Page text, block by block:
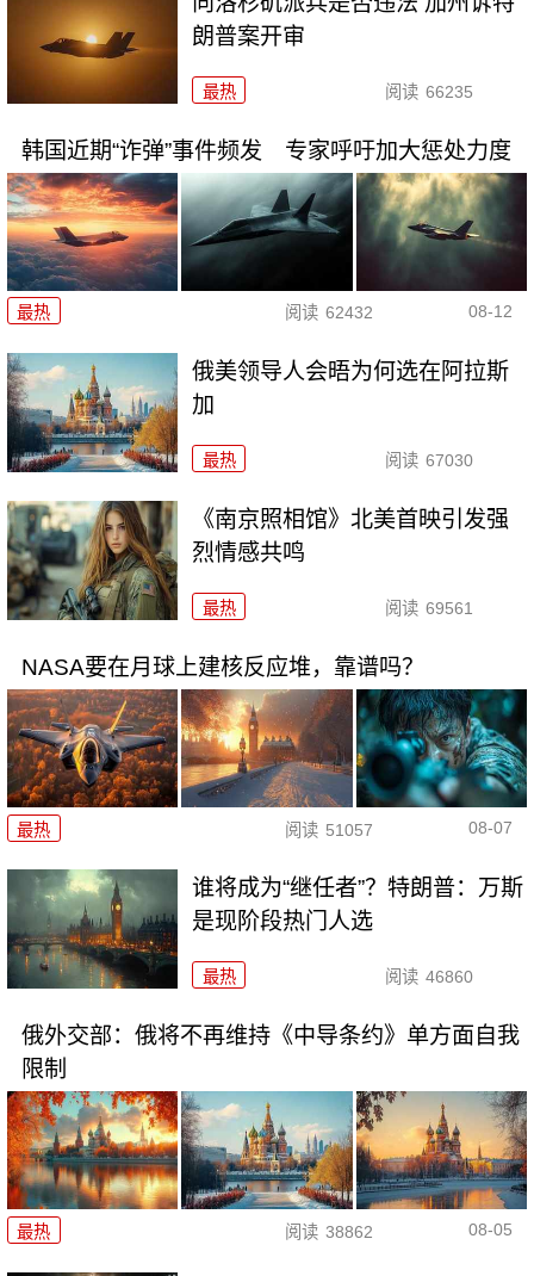
朗普案开审
最热 阅读 66235
韩国近期“诈弹”事件频发 专家呼吁加大惩处力度
最热 阅读 62432 08-12
俄美领导人会晤为何选在阿拉斯
加
最热 阅读 67030
《南京照相馆》北美首映引发强
烈情感共鸣
最热 阅读 69561
NASA要在月球上建核反应堆，靠谱吗？
最热 阅读 51057 08-07
谁将成为“继任者”？特朗普：万斯
是现阶段热门人选
最热 阅读 46860
俄外交部：俄将不再维持《中导条约》单方面自我
限制
最热 阅读 38862 08-05